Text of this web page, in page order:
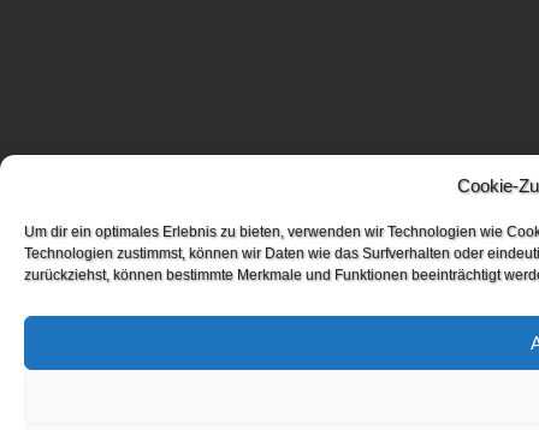
Cookie-
Um dir ein optimales Erlebnis zu bieten, verwenden wir Technologien wie
Technologien zustimmst, können wir Daten wie das Surfverhalten oder
zurückziehst, können bestimmte Merkmale und Funktionen beeinträchtigt